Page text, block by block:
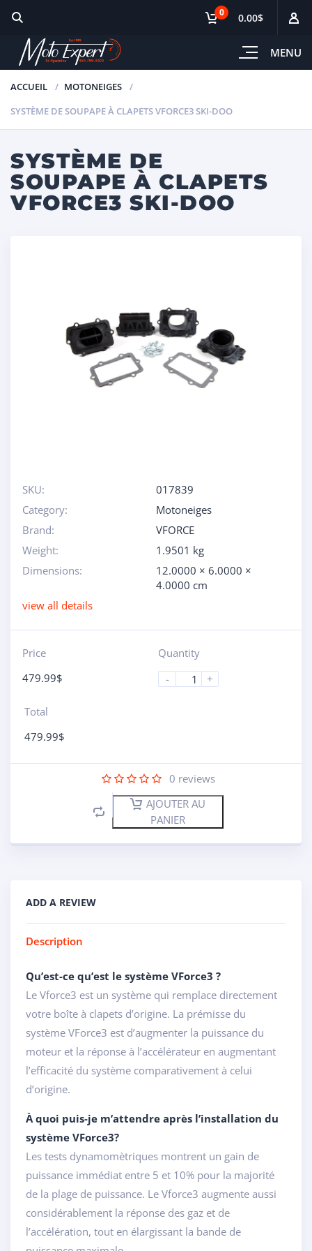
MENU
0 0.00$
ACCUEIL
MOTONEIGES
SYSTÈME DE SOUPAPE À CLAPETS VFORCE3 SKI-DOO
SYSTÈME DE
SOUPAPE À CLAPETS
VFORCE3 SKI-DOO
SKU:
017839
Category:
Motoneiges
Brand:
VFORCE
Weight:
1.9501 kg
Dimensions:
12.0000 × 6.0000 ×
4.0000 cm
view all details
Price
479.99$
Quantity
-
+
Total
479.99$
0 reviews
AJOUTER AU
PANIER
ADD A REVIEW
Description
Qu’est-ce qu’est le système VForce3 ?
Le Vforce3 est un système qui remplace directement
votre boîte à clapets d’origine. La prémisse du
système VForce3 est d’augmenter la puissance du
moteur et la réponse à l’accélérateur en augmentant
l’efficacité du système comparativement à celui
d’origine.
À quoi puis-je m’attendre après l’installation du
système VForce3?
Les tests dynamomètriques montrent un gain de
puissance immédiat entre 5 et 10% pour la majorité
de la plage de puissance. Le Vforce3 augmente aussi
considérablement la réponse des gaz et de
l’accélération, tout en élargissant la bande de